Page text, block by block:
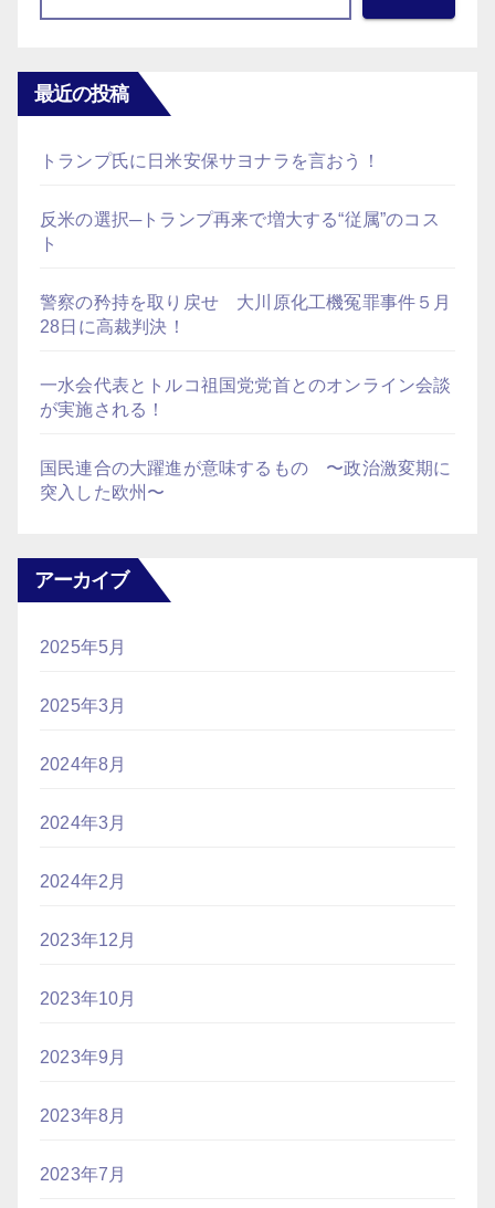
最近の投稿
トランプ氏に日米安保サヨナラを言おう！
反米の選択─トランプ再来で増大する“従属”のコス
ト
警察の矜持を取り戻せ 大川原化工機冤罪事件５月
28日に高裁判決！
一水会代表とトルコ祖国党党首とのオンライン会談
が実施される！
国民連合の大躍進が意味するもの 〜政治激変期に
突入した欧州〜
アーカイブ
2025年5月
2025年3月
2024年8月
2024年3月
2024年2月
2023年12月
2023年10月
2023年9月
2023年8月
2023年7月